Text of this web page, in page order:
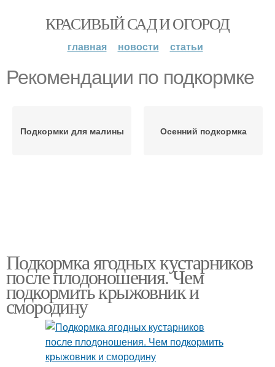
КРАСИВЫЙ САД И ОГОРОД
главная новости статьи
Рекомендации по подкормке
Подкормки для малины Осенний подкормка
Подкормка ягодных кустарников
после плодоношения. Чем
подкормить крыжовник и
смородину